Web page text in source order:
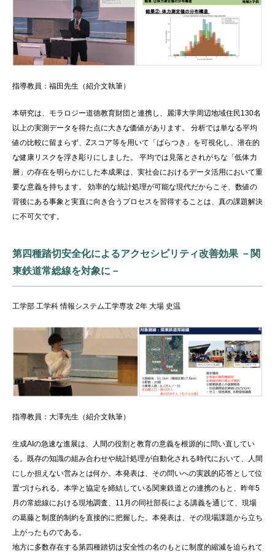
指導教員：福田先生（紹介文執筆）
本研究は、モラロジー道徳教育財団と連携し、麗澤大学周辺地域住民130名
以上の実測データを得た点に大きな価値があります。 分析では単なる平均
値の比較に留まらず、Zスコア等を用いて「ばらつき」を可視化し、潜在的
な健康リスクを浮き彫りにしました。 平均では見落とされがちな「低体力
層」の存在を明らかにした本成果は、実社会におけるデータ活用において重
要な意義を持ちます。 効率的な統計処理が可能な現代だからこそ、数値の
背後にある事象と実直に向き合うプロセスを習得することは、真の課題解決
に不可欠です。
第四種踏切安全化によるアクセシビリティ改善効果 －関
東鉄道常総線を対象に－
工学部 工学科 情報システム工学専攻 2年 大場 史温
指導教員：大澤先生（紹介文執筆）
生成AIの急速な進展は、人間の役割と教育の意義を根源的に問い直してい
る。既存の知識の組み合わせや統計処理が自動化される時代において、人間
にしか担えない営みとは何か。本発表は、その問いへの実践的応答として位
置づけられる。本学と協定を締結している関東鉄道との連携のもと、昨年5
月の常総線における現地調査、11月の同社部長による講義を通じて、現場
の葛藤と制度的制約を直接的に把握した。本発表は、その現場課題から立ち
上がったものである。
地方に多数存在する第四種踏切は安全性の名のもとに制度的縮減を迫られて